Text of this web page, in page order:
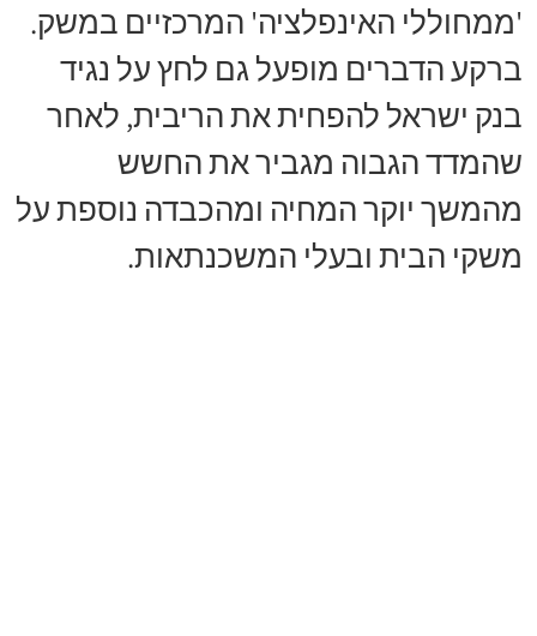
'ממחוללי האינפלציה' המרכזיים במשק.
ברקע הדברים מופעל גם לחץ על נגיד
בנק ישראל להפחית את הריבית, לאחר
שהמדד הגבוה מגביר את החשש
מהמשך יוקר המחיה ומהכבדה נוספת על
משקי הבית ובעלי המשכנתאות.